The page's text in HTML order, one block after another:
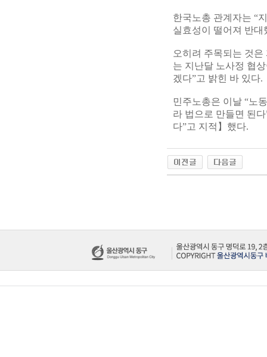
한국노총 관계자는 “
실효성이 떨어져 반대
오히려 주목되는 것
는 지난달 노사정 협
겠다”고 밝힌 바 있다.
민주노총은 이날 “노
라 법으로 만들면 된
다”고 지적】했다.